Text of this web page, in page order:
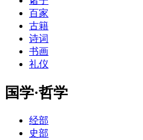
百家
古籍
诗词
书画
礼仪
国学·哲学
经部
史部